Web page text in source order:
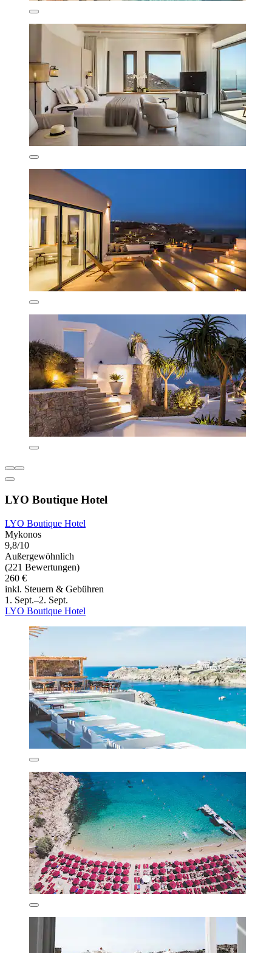
LYO Boutique Hotel
LYO Boutique Hotel
Mykonos
9,8/10
Außergewöhnlich
(221 Bewertungen)
260 €
inkl. Steuern & Gebühren
1. Sept.–2. Sept.
LYO Boutique Hotel